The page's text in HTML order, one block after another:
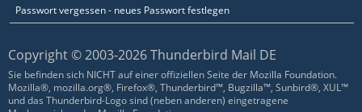
Passwort vergessen - neues Passwort festlegen
Copyright © 2003-2026 Thunderbird Mail DE
Sie befinden sich NICHT auf einer offiziellen Seite der Mozilla Foundation.
Mozilla®, mozilla.org®, Firefox®, Thunderbird™, Bugzilla™, Sunbird®, XUL™
und das Thunderbird-Logo sind (neben anderen) eingetragene